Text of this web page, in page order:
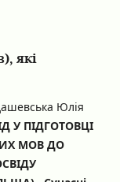
які
Юлія
У ПІДГОТОВЦІ
МОВ ДО